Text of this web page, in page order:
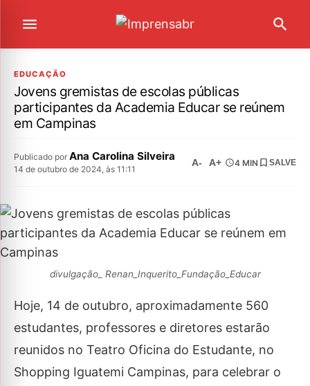
EDUCAÇÃO
Jovens gremistas de escolas públicas
participantes da Academia Educar se reúnem
em Campinas
Publicado por Ana Carolina Silveira
14 de outubro de 2024, às 11:11
A- A+ 4 MIN SALVE
divulgação_ Renan_Inquerito_Fundação_Educar
Hoje, 14 de outubro, aproximadamente 560
estudantes, professores e diretores estarão
reunidos no Teatro Oficina do Estudante, no
Shopping Iguatemi Campinas, para celebrar o